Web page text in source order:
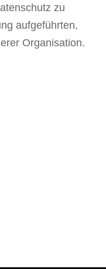
zu
aufgeführten,
Organisation.